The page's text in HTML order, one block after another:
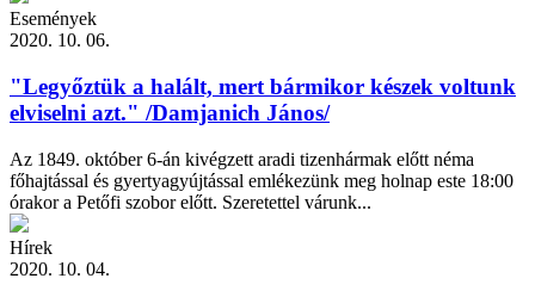
Események
2020. 10. 06.
"Legyőztük a halált, mert bármikor készek voltunk
elviselni azt." /Damjanich János/
Az 1849. október 6-án kivégzett aradi tizenhármak előtt néma
főhajtással és gyertyagyújtással emlékezünk meg holnap este 18:00
órakor a Petőfi szobor előtt. Szeretettel várunk...
Hírek
2020. 10. 04.